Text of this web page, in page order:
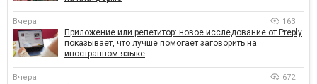
Вчера 163
Приложение или репетитор: новое исследование от Preply
показывает, что лучше помогает заговорить на
иностранном языке
Вчера 672